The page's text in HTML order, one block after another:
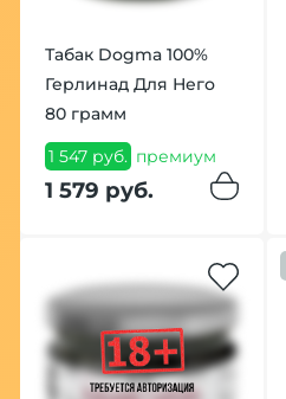
Табак Dogma 100%
Герлинад Для Него
80 грамм
1 547 руб. премиум
1 579 руб.